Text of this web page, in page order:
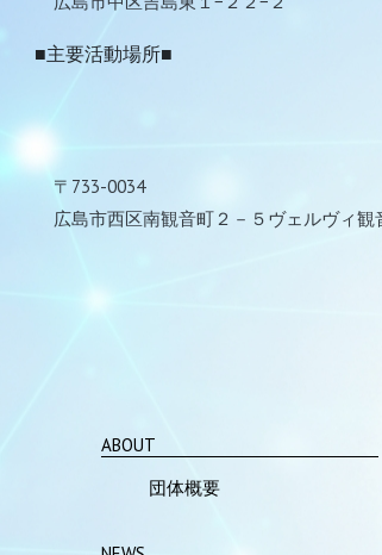
■主要活動場所■
〒733-0034
広島市西区南観音町２－５ヴェルヴィ観
ABOUT
団体概要